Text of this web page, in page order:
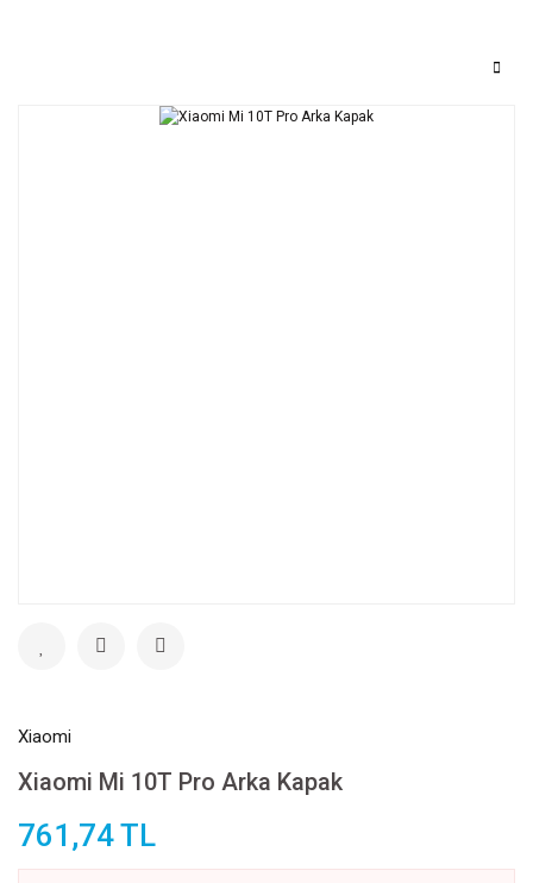
Xiaomi
Xiaomi Mi 10T Pro Arka Kapak
761,74 TL